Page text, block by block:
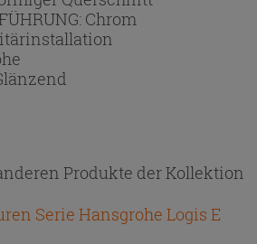
Chrom
Produkte der Kollektion
Serie Hansgrohe Logis E